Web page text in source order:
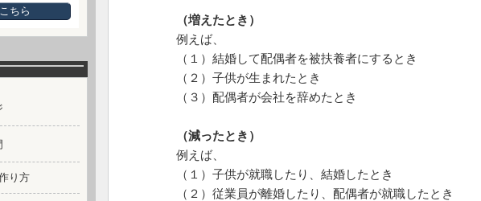
（増えたとき）
例えば、
（１）結婚して配偶者を被扶養者にするとき
（２） 子供が生まれたとき
（３）配偶者が会社を辞めたとき
（減ったとき）
例えば、
（１） 子供が就職したり、結婚したとき
（２） 従業員が離婚したり、配偶者が就職したとき
ちら
り方